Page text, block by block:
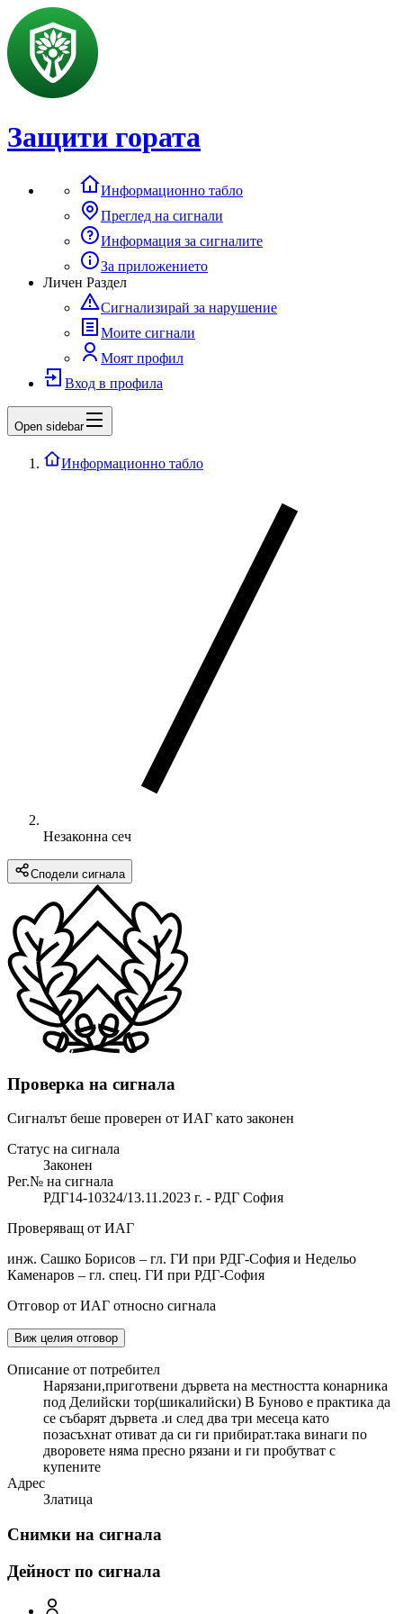
Защити гората
Информационно табло
Преглед на сигнали
Информация за сигналите
За приложението
Личен Раздел
Сигнализирай за нарушение
Моите сигнали
Моят профил
Вход в профила
Open sidebar
Информационно табло
Незаконна сеч
Сподели сигнала
Проверка на сигнала
Сигналът беше проверен от ИАГ като законен
Статус на сигнала
Законен
Рег.№ на сигнала
РДГ14-10324/13.11.2023 г. - РДГ София
Проверяващ от ИАГ
инж. Сашко Борисов – гл. ГИ при РДГ-София и Недельо
Каменаров – гл. спец. ГИ при РДГ-София
Отговор от ИАГ относно сигнала
Виж целия отговор
Описание от потребител
Нарязани,приготвени дървета на местността конарника
под Делийски тор(шикалийски) В Буново е практика да
се събарят дървета .и след два три месеца като
позасъхнат отиват да си ги прибират.така винаги по
дворовете няма пресно рязани и ги пробутват с
купените
Адрес
Златица
Снимки на сигнала
Дейност по сигнала